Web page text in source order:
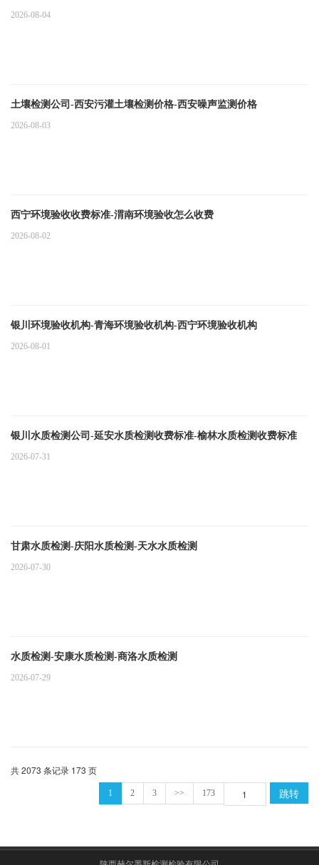
2026-08-04
土壤检测公司-西安污灌土壤检测价格-西安噪声监测价格
2026-08-03
西宁环境验收收费标准-渭南环境验收怎么收费
2026-08-02
银川环境验收机构-青海环境验收机构-西宁环境验收机构
2026-08-01
银川水质检测公司-延安水质检测收费标准-榆林水质检测收费标准
2026-07-31
甘肃水质检测-庆阳水质检测-天水水质检测
2026-07-30
水质检测-安康水质检测-商洛水质检测
2026-07-29
共 2073 条记录 173 页
1 2 3 >> 173 跳转